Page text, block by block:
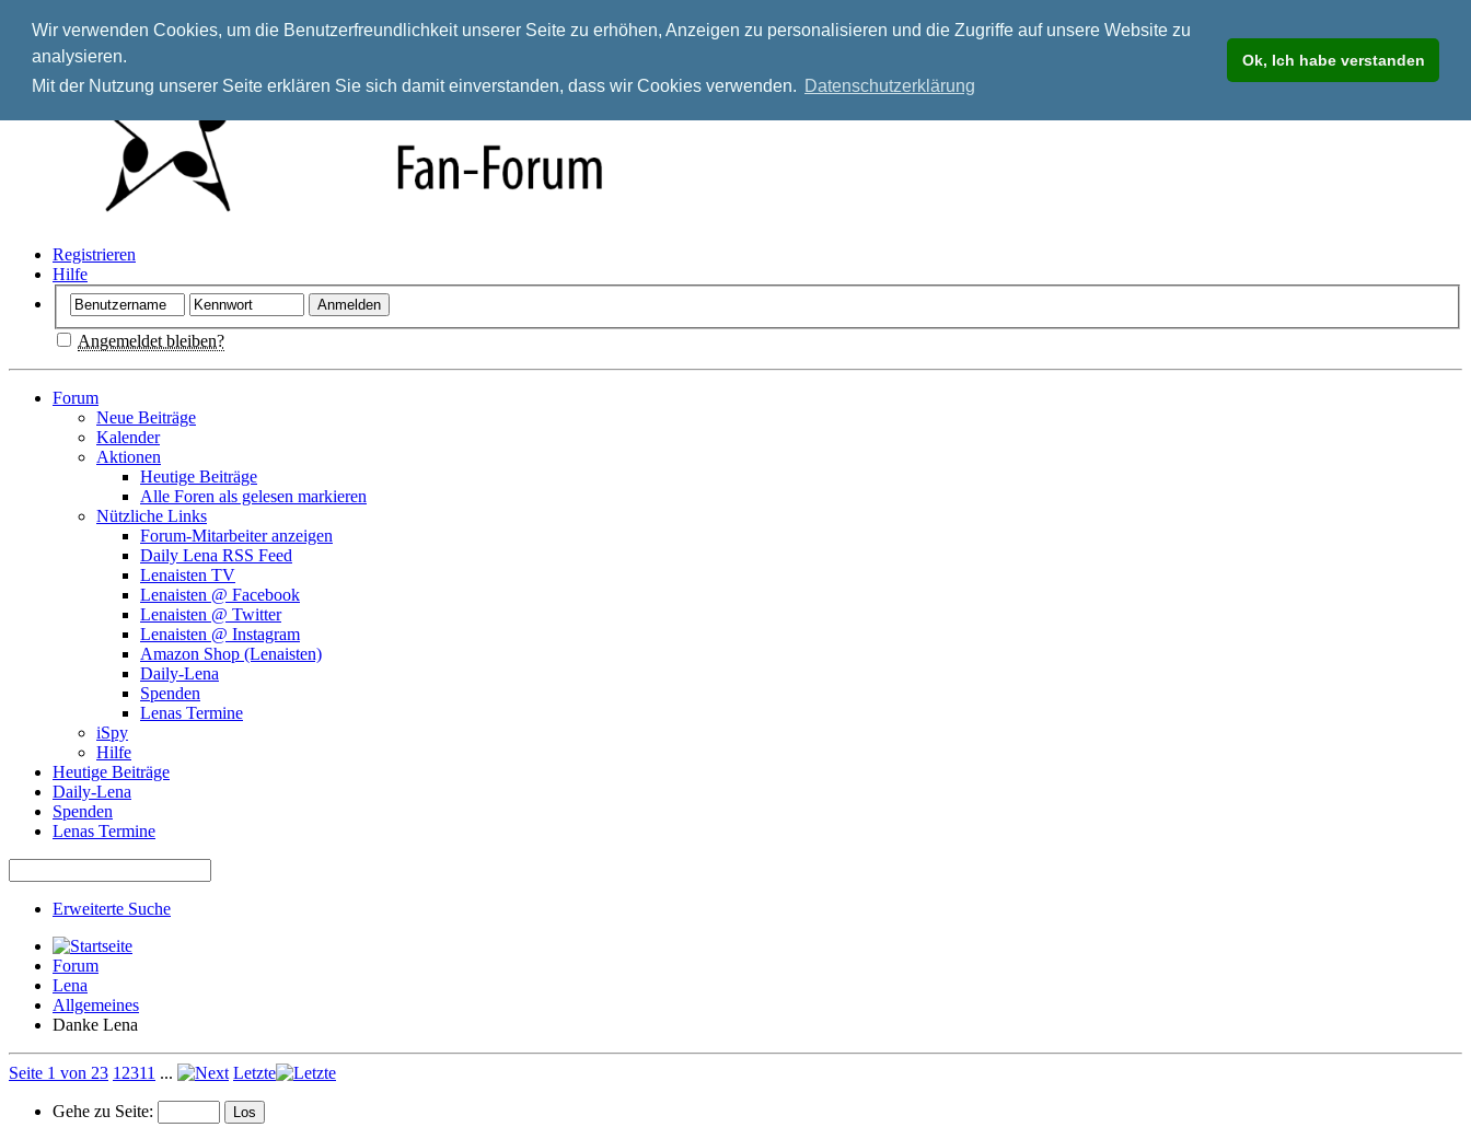
Wir verwenden Cookies, um die Benutzerfreundlichkeit unserer Seite zu erhöhen, Anzeigen zu personalisieren und die Zugriffe auf unsere Website zu
analysieren.
Mit der Nutzung unserer Seite erklären Sie sich damit einverstanden, dass wir Cookies verwenden. Datenschutzerklärung
Ok, Ich habe verstanden
Registrieren
Hilfe
Angemeldet bleiben?
Forum
Neue Beiträge
Kalender
Aktionen
Heutige Beiträge
Alle Foren als gelesen markieren
Nützliche Links
Forum-Mitarbeiter anzeigen
Daily Lena RSS Feed
Lenaisten TV
Lenaisten @ Facebook
Lenaisten @ Twitter
Lenaisten @ Instagram
Amazon Shop (Lenaisten)
Daily-Lena
Spenden
Lenas Termine
iSpy
Hilfe
Heutige Beiträge
Daily-Lena
Spenden
Lenas Termine
Erweiterte Suche
Forum
Lena
Allgemeines
Danke Lena
Seite 1 von 23 1 2311 ... Letzte
Gehe zu Seite: